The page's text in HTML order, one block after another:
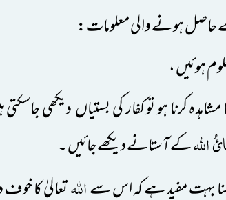
حاصل ہونے والی معلومات:
ہوئیں ،
کرنا ہو تو کفار کی بستیاں دیکھی
اللّٰہکے آستانے دیکھے جائیں ۔
اللّٰہتعالیٰ کا خوف